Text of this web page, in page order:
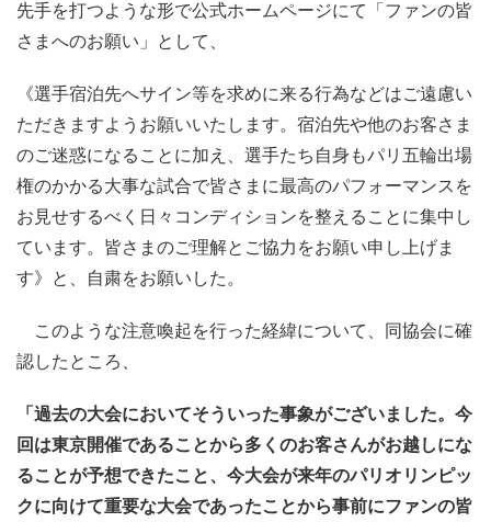
先手を打つような形で公式ホームページにて「ファンの皆
さまへのお願い」として、
《選手宿泊先へサイン等を求めに来る行為などはご遠慮い
ただきますようお願いいたします。宿泊先や他のお客さま
のご迷惑になることに加え、選手たち自身もパリ五輪出場
権のかかる大事な試合で皆さまに最高のパフォーマンスを
お見せするべく日々コンディションを整えることに集中し
ています。皆さまのご理解とご協力をお願い申し上げま
す》と、自粛をお願いした。
このような注意喚起を行った経緯について、同協会に確
認したところ、
「過去の大会においてそういった事象がございました。今
回は東京開催であることから多くのお客さんがお越しにな
ることが予想できたこと、今大会が来年のパリオリンピッ
クに向けて重要な大会であったことから事前にファンの皆